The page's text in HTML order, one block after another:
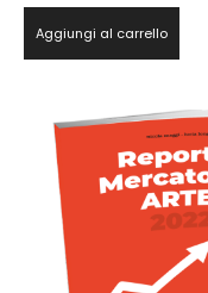
Aggiungi al carrello